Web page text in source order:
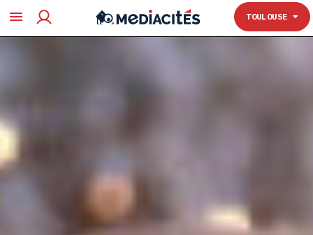
TOULOUSE
TOULOUSE